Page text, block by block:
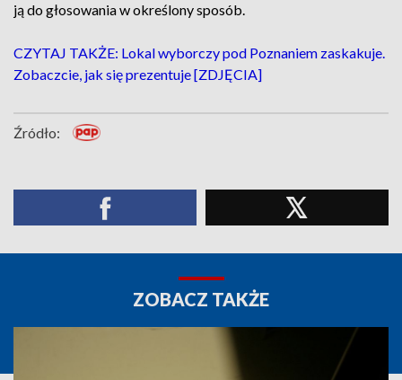
ją do głosowania w określony sposób.
CZYTAJ TAKŻE: Lokal wyborczy pod Poznaniem zaskakuje.
Zobaczcie, jak się prezentuje [ZDJĘCIA]
Źródło:
ZOBACZ TAKŻE